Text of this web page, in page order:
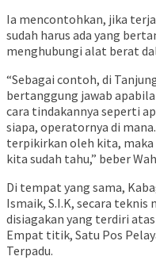
Ia mencontohkan, jika
sudah harus ada yang
menghubungi alat berat
“Sebagai contoh, di
bertanggung jawab
cara tindakannya seperti
siapa, operatornya di
terpikirkan oleh kita, maka
kita sudah tahu,” beber
Di tempat yang sama,
Ismaik, S.I.K, secara
disiagakan yang terdiri
Empat titik, Satu Pos
Terpadu.